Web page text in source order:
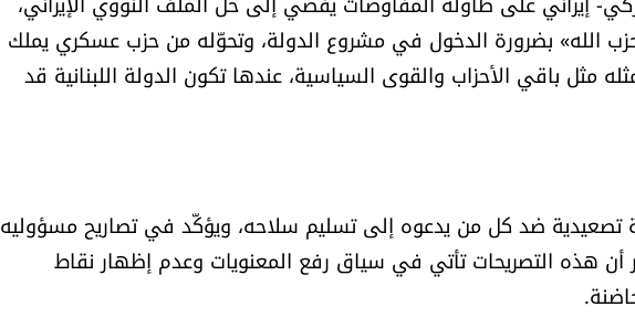
الله» بضرورة الدخول في مشروع الدولة، وتحوّله من حزب عسكري يملك
باقي الأحزاب والقوى السياسية، عندها تكون الدولة اللبنانية قد
تصعيدية ضد كل من يدعوه إلى تسليم سلاحه، ويؤكّد في تصاريح مسؤوليه
أن هذه التصريحات تأتي في سياق رفع المعنويات وعدم إظهار نقاط